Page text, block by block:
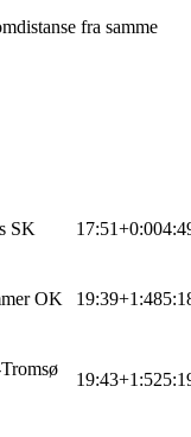
fra samme
SK 17:51+0:00
OK 19:39+1:48
19:43+1:52